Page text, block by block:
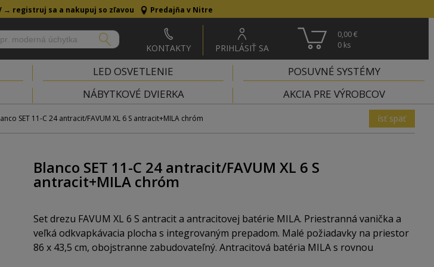
→ registruj sa a nakupuj so zľavou Predajňa v Nitre
KONTAKTY PRIHLÁSIŤ SA
0,00 €
0 ks
LED OSVETLENIE
POSUVNÉ SYSTÉMY
NÁBYTKOVÉ DVIERKA AKCIA PRE VÝROBCOV
SET 11-C 24 antracit/FAVUM XL 6 S antracit+MILA chróm ísť späť
Blanco SET 11-C 24 antracit/FAVUM XL 6 S
antracit+MILA chróm
Set drezu FAVUM XL 6 S antracit a antracitovej batérie MILA. Priestranná vanička a
veľká odkvapkávacia plocha s integrovaným prepadom. Malé požiadavky na priestor
86 x 43,5 cm, obojstranne zabudovateľný. Antracitová batéria MILA s rovnou